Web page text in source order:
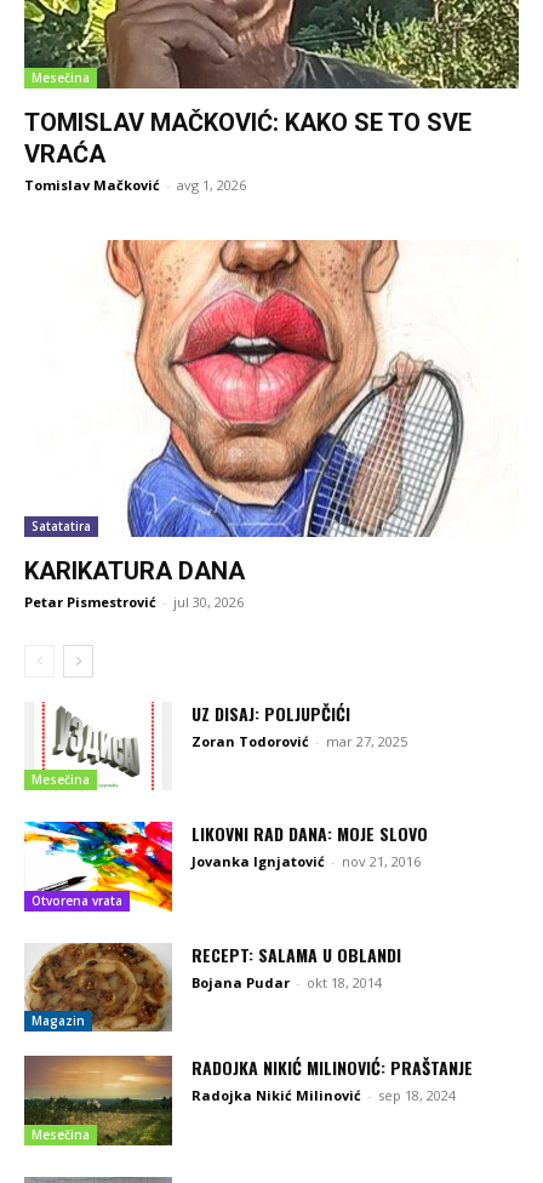
Mesečina
TOMISLAV MAČKOVIĆ: KAKO SE TO SVE
VRAĆA
Tomislav Mačković - avg 1, 2026
Satatatira
KARIKATURA DANA
Petar Pismestrović - jul 30, 2026
Mesečina
UZ DISAJ: POLJUPČIĆI
Zoran Todorović - mar 27, 2025
Otvorena vrata
LIKOVNI RAD DANA: MOJE SLOVO
Jovanka Ignjatović - nov 21, 2016
Magazin
RECEPT: SALAMA U OBLANDI
Bojana Pudar - okt 18, 2014
Mesečina
RADOJKA NIKIĆ MILINOVIĆ: PRAŠTANJE
Radojka Nikić Milinović - sep 18, 2024